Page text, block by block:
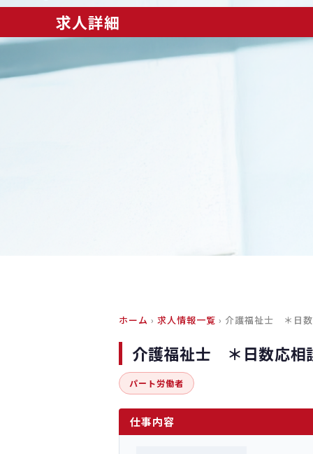
求人詳細
ホーム › 求人情報一覧 › 介護福祉士 ＊日
介護福祉士 ＊日数応相
パート労働者
仕事内容